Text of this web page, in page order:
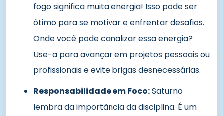
fogo significa muita energia! Isso pode ser
ótimo para se motivar e enfrentar desafios.
Onde você pode canalizar essa energia?
Use-a para avançar em projetos pessoais ou
profissionais e evite brigas desnecessárias.
Responsabilidade em Foco:Saturno
lembra da importância da disciplina. É um